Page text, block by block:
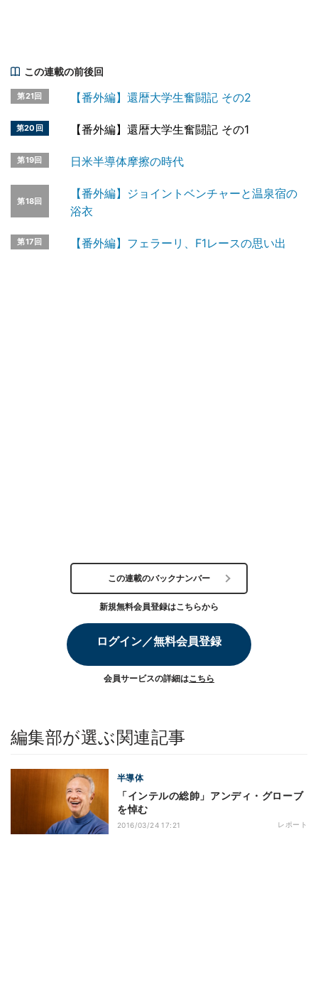
この連載の前後回
第21回 【番外編】還暦大学生奮闘記 その2
第20回 【番外編】還暦大学生奮闘記 その1
第19回 日米半導体摩擦の時代
第18回
【番外編】ジョイントベンチャーと温泉宿の
浴衣
第17回 【番外編】フェラーリ、F1レースの思い出
この連載のバックナンバー
新規無料会員登録はこちらから
ログイン／無料会員登録
会員サービスの詳細はこちら
編集部が選ぶ関連記事
半導体
「インテルの総帥」アンディ・グローブ
を悼む
2016/03/24 17:21 レポート